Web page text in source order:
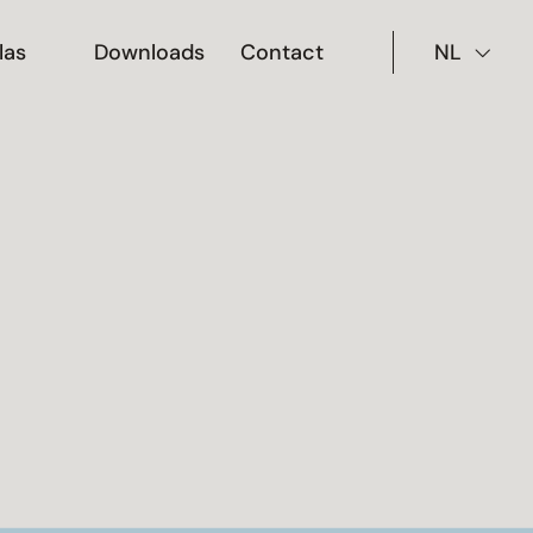
Downloads Contact NL